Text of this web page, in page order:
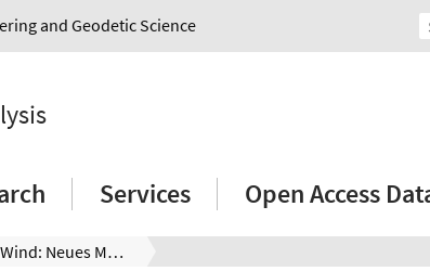
and Geodetic Science
Services Open Access
PreciWind: Neues Messsystem für Windenergieanlagen